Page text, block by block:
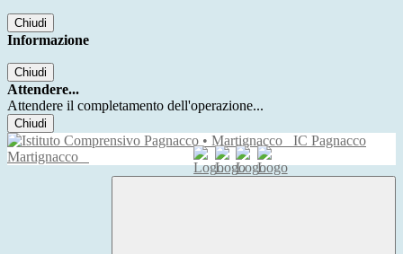
Chiudi
Informazione
Chiudi
Attendere...
Attendere il completamento dell'operazione...
Chiudi
IC Pagnacco
Martignacco